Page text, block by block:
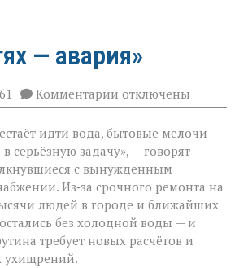
— авария»
61 Комментарии к
записи
воды
ни
туда
ни
сюда:
в
Зверево
и
окрестностях —
отключены
идти вода, бытовые мелочи
серьёзную задачу», — говорят
с вынужденным
Из‑за срочного ремонта на
людей в городе и ближайших
без холодной воды — и
требует новых расчётов и
ухищрений.